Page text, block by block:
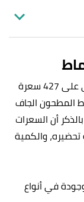
يحتوي كوب واحد من البقسماط الجاف العادي على 427 سعرة
المطحون الجاف
أن السعرات
والكمية
في أنواع